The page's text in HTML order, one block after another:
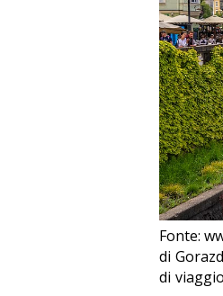
Fonte:
di
di viaggio